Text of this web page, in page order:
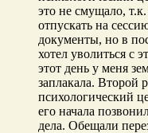
это не смущало,
отпускать на
документы, но в
хотел уволиться с
этот день у меня
заплакала. Второй
психологический
его начала
дела. Обещали